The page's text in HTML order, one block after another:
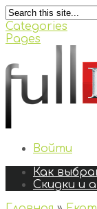
Categories
Pages
Войти
Как
Скидки и